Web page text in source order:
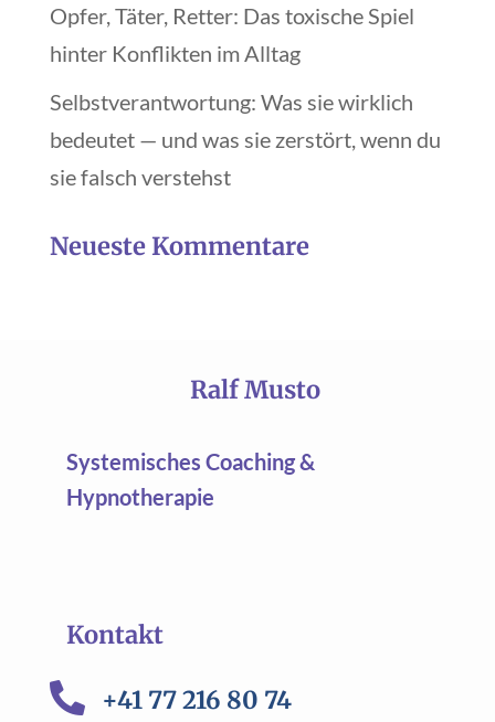
Opfer, Täter, Retter: Das toxische Spiel
hinter Konflikten im Alltag
Selbstverantwortung: Was sie wirklich
bedeutet — und was sie zerstört, wenn du
sie falsch verstehst
Neueste Kommentare
Ralf Musto
Systemisches Coaching &
Hypnotherapie
Kontakt
 +41 77 216 80 74